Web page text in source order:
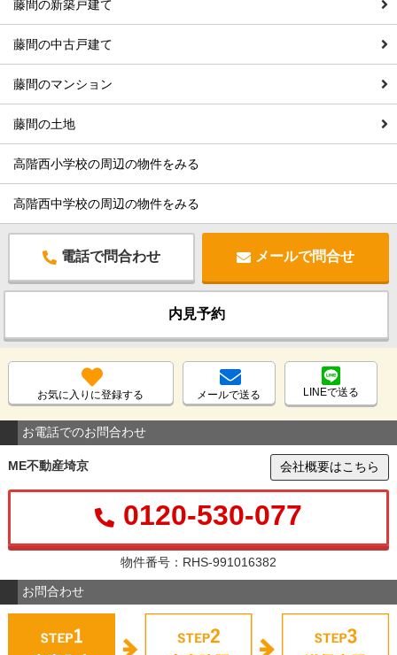
藤間の新築戸建て
藤間の中古戸建て
藤間のマンション
藤間の土地
高階西小学校の周辺の物件をみる
高階西中学校の周辺の物件をみる
電話で問合わせ メールで問合せ
内見予約
お気に入りに登録する メールで送る LINEで送る
お電話でのお問合わせ
ME不動産埼京 会社概要はこちら
0120-530-077
物件番号：RHS-991016382
お問合わせ